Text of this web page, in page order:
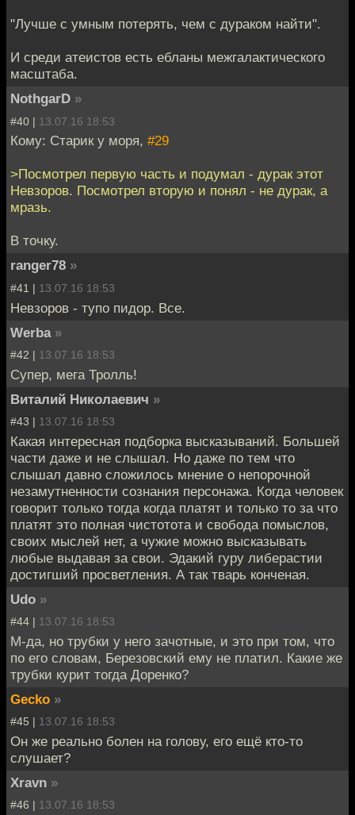
"Лучше с умным потерять, чем с дураком найти".
И среди атеистов есть ебланы межгалактического
масштаба.
NothgarD »
#40 | 13.07.16 18:53
Кому: Старик у моря, #29
>Посмотрел первую часть и подумал - дурак этот
Невзоров. Посмотрел вторую и понял - не дурак, а
мразь.
В точку.
ranger78 »
#41 | 13.07.16 18:53
Невзоров - тупо пидор. Все.
Werba »
#42 | 13.07.16 18:53
Супер, мега Тролль!
Виталий Николаевич »
#43 | 13.07.16 18:53
Какая интересная подборка высказываний. Большей
части даже и не слышал. Но даже по тем что
слышал давно сложилось мнение о непорочной
незамутненности сознания персонажа. Когда человек
говорит только тогда когда платят и только то за что
платят это полная чистотота и свобода помыслов,
своих мыслей нет, а чужие можно высказывать
любые выдавая за свои. Эдакий гуру либерастии
достигший просветления. А так тварь конченая.
Udo »
#44 | 13.07.16 18:53
М-да, но трубки у него зачотные, и это при том, что
по его словам, Березовский ему не платил. Какие же
трубки курит тогда Доренко?
Gecko »
#45 | 13.07.16 18:53
Он же реально болен на голову, его ещё кто-то
слушает?
Xravn »
#46 | 13.07.16 18:53